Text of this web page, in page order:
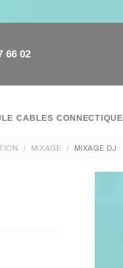
66 02
CABLES CONNECTIQUE
MIXAGE MIXAGE DJ